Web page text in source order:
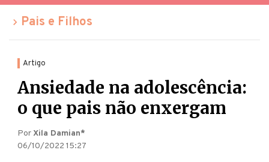
Pais e Filhos
Artigo
Ansiedade na adolescência:
o que pais não enxergam
Por Xila Damian*
06/10/2022 15:27